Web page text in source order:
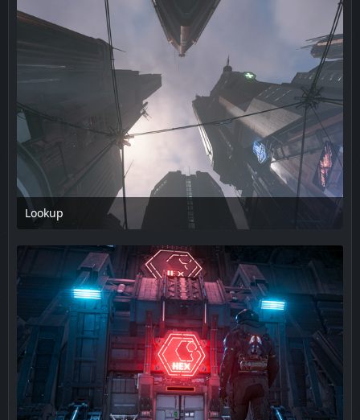
Lookup
17. Februar 2025 um 14:08